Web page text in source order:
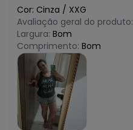
Cor: Cinza / XXG
Avaliação geral do produto:
Largura: Bom
Comprimento: Bom